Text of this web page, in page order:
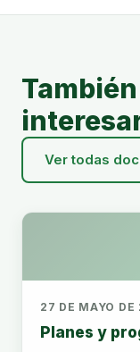
Ver todas
27 DE MAYO
Planes y